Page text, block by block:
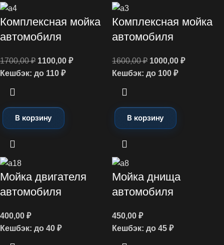
Комплексная мойка
автомобиля
1700,00₽ 1100,00 ₽
Кешбэк: до 110 ₽
В корзину
Комплексная мойка
автомобиля
1600,00₽ 1000,00 ₽
Кешбэк: до 100 ₽
В корзину
Мойка двигателя
автомобиля
400,00 ₽
Кешбэк: до 40 ₽
Мойка днища
автомобиля
450,00 ₽
Кешбэк: до 45 ₽